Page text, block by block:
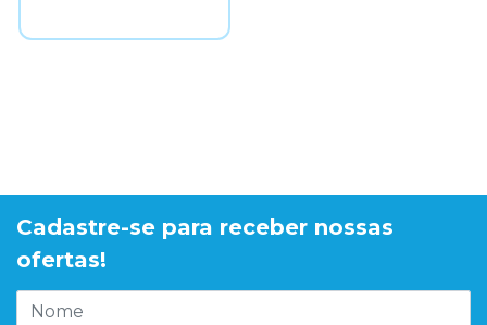
Cadastre-se para receber nossas
ofertas!